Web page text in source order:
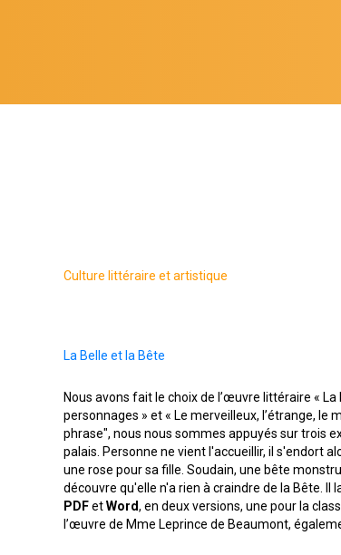
Culture littéraire et artistique
La Belle et la Bête
Nous avons fait le choix de l’œuvre littéraire «
personnages » et « Le merveilleux, l’étrange,
phrase", nous nous sommes appuyés sur trois
palais. Personne ne vient l'accueillir, il s'endort
une rose pour sa fille. Soudain, une bête
découvre qu'elle n'a rien à craindre de la Bête.
PDFetWord, en deux versions, une pour la
l’œuvre de Mme Leprince de Beaumont,